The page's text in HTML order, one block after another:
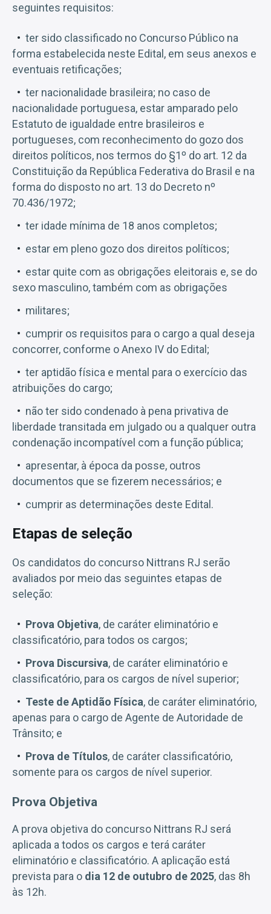
seguintes requisitos:
ter sido classificado no Concurso Público na
forma estabelecida neste Edital, em seus anexos e
eventuais retificações;
ter nacionalidade brasileira; no caso de
nacionalidade portuguesa, estar amparado pelo
Estatuto de igualdade entre brasileiros e
portugueses, com reconhecimento do gozo dos
direitos políticos, nos termos do §1º do art. 12 da
Constituição da República Federativa do Brasil e na
forma do disposto no art. 13 do Decreto nº
70.436/1972;
ter idade mínima de 18 anos completos;
estar em pleno gozo dos direitos políticos;
estar quite com as obrigações eleitorais e, se do
sexo masculino, também com as obrigações
militares;
cumprir os requisitos para o cargo a qual deseja
concorrer, conforme o Anexo IV do Edital;
ter aptidão física e mental para o exercício das
atribuições do cargo;
não ter sido condenado à pena privativa de
liberdade transitada em julgado ou a qualquer outra
condenação incompatível com a função pública;
apresentar, à época da posse, outros
documentos que se fizerem necessários; e
cumprir as determinações deste Edital.
Etapas de seleção
Os candidatos do concurso Nittrans RJ serão
avaliados por meio das seguintes etapas de
seleção:
Prova Objetiva, de caráter eliminatório e
classificatório, para todos os cargos;
Prova Discursiva, de caráter eliminatório e
classificatório, para os cargos de nível superior;
Teste de Aptidão Física, de caráter eliminatório,
apenas para o cargo de Agente de Autoridade de
Trânsito; e
Prova de Títulos, de caráter classificatório,
somente para os cargos de nível superior.
Prova Objetiva
A prova objetiva do concurso Nittrans RJ será
aplicada a todos os cargos e terá caráter
eliminatório e classificatório. A aplicação está
prevista para o dia 12 de outubro de 2025, das 8h
às 12h.